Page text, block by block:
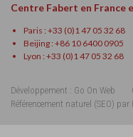
Centre Fabert en France
Paris : +33 (0)1 47 05 32 68
Beijing : +86 10 6400 0905
Lyon : +33 (0)1 47 05 32 68
Développement : Go On Web
Référencement naturel (SEO)